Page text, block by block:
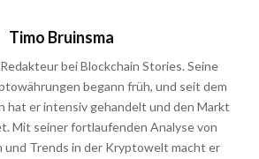
Timo Bruinsma
bei Blockchain Stories. Seine
begann früh, und seit dem
hat er intensiv gehandelt und den Markt
Mit seiner fortlaufenden Analyse von
und Trends in der Kryptowelt macht er